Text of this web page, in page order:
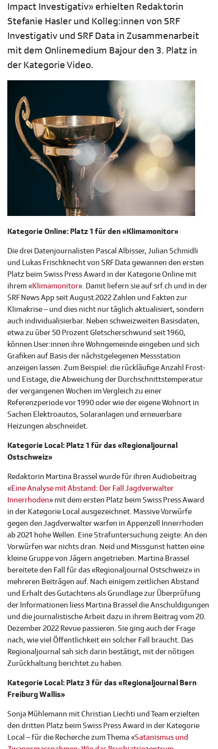
Impact Investigativ» erhielten Redaktorin
Stefanie Hasler und Kolleg:innen von SRF
Investigativ und SRF Data in Zusammenarbeit
mit dem Onlinemedium Bajour den 3. Platz in
der Kategorie Video.
Kategorie Online: Platz 1 für den «Klimamonitor»
Die drei Datenjournalisten Pascal Albisser, Julian Schmidli
und Lukas Frischknecht von SRF Data gewannen den ersten
Platz beim Swiss Press Award in der Kategorie Online mit
ihrem «Klimamonitor». Damit liefern sie auf srf.ch und in der
SRF News App seit August 2022 Zahlen und Fakten zur
Klimakrise – und dies nicht nur täglich aktualisiert, sondern
auch individualisierbar. Neben schweizweiten Basisdaten,
etwa zu über 50 Prozent Gletscherschwund seit 1960,
können User:innen ihre Wohngemeinde eingeben und sich
Grafiken auf Basis der nächstgelegenen Messstation
anzeigen lassen. Zum Beispiel: die rückläufige Anzahl Frost-
und Eistage, die Abweichung der Durchschnittstemperatur
der vergangenen Wochen im Vergleich zu einer
Referenzperiode vor 1990 oder wie der eigene Wohnort in
Sachen Elektroautos, Solaranlagen und erneuerbare
Heizungen abschneidet.
Kategorie Local: Platz 1 für das «Regionaljournal
Ostschweiz»
Redaktorin Martina Brassel wurde für ihren Audiobeitrag
«Eine Analyse mit Abstand: Der Fall Jagdverwalter
Innerrhoden» mit dem ersten Platz beim Swiss Press Award
in der Kategorie Local ausgezeichnet. Massive Vorwürfe
gegen den Jagdverwalter warfen in Appenzell Innerrhoden
ab 2021 hohe Wellen. Eine Strafuntersuchung zeigte: An den
Vorwürfen war nichts dran. Neid und Missgunst hatten eine
kleine Gruppe von Jägern angetrieben. Martina Brassel
bereitete den Fall für das «Regionaljournal Ostschweiz» in
mehreren Beiträgen auf. Nach einigem zeitlichen Abstand
und Erhalt des Gutachtens als Grundlage zur Überprüfung
der Informationen liess Martina Brassel die Anschuldigungen
und die journalistische Arbeit dazu in ihrem Beitrag vom 20.
Dezember 2022 Revue passieren. Sie ging auch der Frage
nach, wie viel Öffentlichkeit ein solcher Fall braucht. Das
Regionaljournal sah sich darin bestätigt, mit der nötigen
Zurückhaltung berichtet zu haben.
Kategorie Local: Platz 3 für das «Regionaljournal Bern
Freiburg Wallis»
Sonja Mühlemann mit Christian Liechti und Team erzielten
den dritten Platz beim Swiss Press Award in der Kategorie
Local – für die Recherche zum Thema «Satanismus und